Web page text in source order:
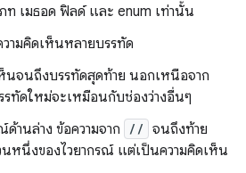
ท เมธอด ฟิลด์ และ enum เท่านั้น
ามคิดเห็นหลายบรรทัด
นจนถึงบรรทัดสุดท้าย นอกเหนือจาก
รทัดใหม่จะเหมือนกับช่องว่างอื่นๆ
ด้านล่าง ข้อความจาก
// จนถึงท้าย
นหนึ่งของไวยากรณ์ แต่เป็นความคิดเห็น